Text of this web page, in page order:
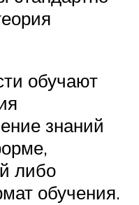
обучают
знаний
либо
обучения.